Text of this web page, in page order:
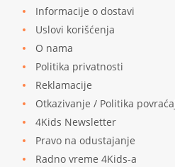
Informacije o dostavi
Uslovi korišćenja
O nama
Politika privatnosti
Reklamacije
Otkazivanje / Politika
4Kids Newsletter
Pravo na odustajanje
Radno vreme 4Kids-a